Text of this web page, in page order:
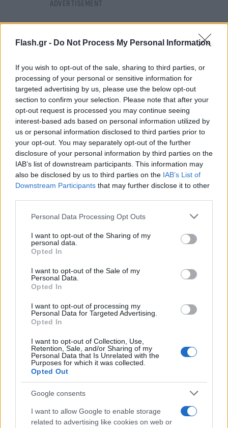
Flash.gr - Do Not Process My Personal Information
If you wish to opt-out of the sale, sharing to third parties, or
processing of your personal or sensitive information for
targeted advertising by us, please use the below opt-out
section to confirm your selection. Please note that after your
opt-out request is processed you may continue seeing
interest-based ads based on personal information utilized by
us or personal information disclosed to third parties prior to
your opt-out. You may separately opt-out of the further
disclosure of your personal information by third parties on the
IAB’s list of downstream participants. This information may
also be disclosed by us to third parties on the IAB’s List of
Downstream Participants that may further disclose it to other
Please note that this website/app uses one or more Google
not limited to your visit or usage behaviour. You may click to
grant or deny consent to Google and its third-party tags to
use your data for below specified purposes in below Google
consent section.
Personal Data Processing Opt Outs
I want to opt-out of the Sharing of my
personal data.
Opted In
I want to opt-out of the Sale of my
Personal Data.
Opted In
I want to opt-out of processing my
Personal Data for Targeted Advertising.
Opted In
I want to opt-out of Collection, Use,
Retention, Sale, and/or Sharing of my
Personal Data that Is Unrelated with the
Purposes for which it was collected.
Opted Out
Google consents
I want to allow Google to enable storage
related to advertising like cookies on web or
»Και αν αυτή η δοκιμασία μου έμαθε κάτι, είναι ότι
μπορεί να σου πάρουν πολλά πράγματα, αλλά ποτέ
συνεχίσεις. Το χαμόγελο που βλέπετε δεν είναι
επειδή όλα ήταν εύκολα. Είναι επειδή επέλεξα να
μην αφήσω τις δυσκολίες να μου κλέψουν τη χαρά,
χαμόγελο ενός ανθρώπου που πόνεσε, πάλεψε και
βγήκε πιο δυνατός. Στην πραγματικότητα η ιστορία
μου μόλις αρχίζει!».